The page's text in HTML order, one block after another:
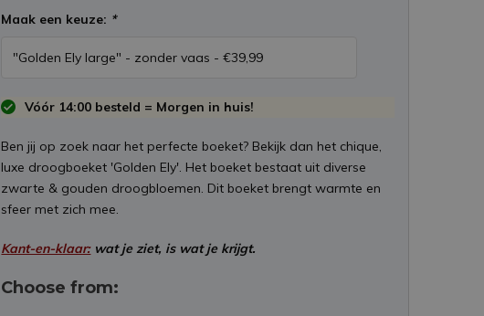
Maak een keuze: *
Vóór 14:00 besteld = Morgen in huis!
Ben jij op zoek naar het perfecte boeket? Bekijk dan het chique,
luxe droogboeket 'Golden Ely'. Het boeket bestaat uit diverse
zwarte & gouden droogbloemen. Dit boeket brengt warmte en
sfeer met zich mee.
Kant-en-klaar:wat je ziet, is wat je krijgt.
Choose from: